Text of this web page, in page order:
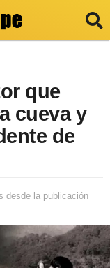
que
cueva y
de
desde la publicación
o
s
d